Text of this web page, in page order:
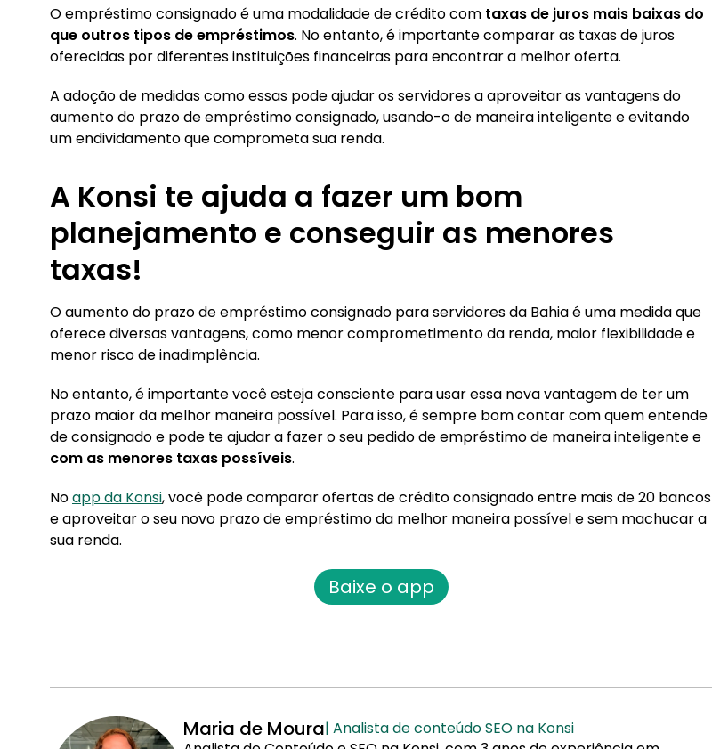
O empréstimo consignado é uma modalidade de crédito com taxas de juros mais baixas do
que outros tipos de empréstimos. No entanto, é importante comparar as taxas de juros
oferecidas por diferentes instituições financeiras para encontrar a melhor oferta.
A adoção de medidas como essas pode ajudar os servidores a aproveitar as vantagens do
aumento do prazo de empréstimo consignado, usando-o de maneira inteligente e evitando
um endividamento que comprometa sua renda.
A Konsi te ajuda a fazer um bom
planejamento e conseguir as menores
taxas!
O aumento do prazo de empréstimo consignado para servidores da Bahia é uma medida que
oferece diversas vantagens, como menor comprometimento da renda, maior flexibilidade e
menor risco de inadimplência.
No entanto, é importante você esteja consciente para usar essa nova vantagem de ter um
prazo maior da melhor maneira possível. Para isso, é sempre bom contar com quem entende
de consignado e pode te ajudar a fazer o seu pedido de empréstimo de maneira inteligente e
com as menores taxas possíveis.
Noapp da Konsi, você pode comparar ofertas de crédito consignado entre mais de 20 bancos
e aproveitar o seu novo prazo de empréstimo da melhor maneira possível e sem machucar a
sua renda.
Baixe o app
Maria de Moura| Analista de conteúdo SEO na Konsi